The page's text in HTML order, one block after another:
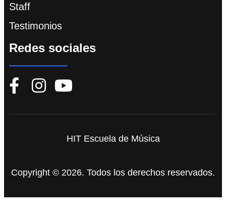
Staff
Testimonios
Redes sociales
HIT Escuela de Música
Copyright © 2026. Todos los derechos reservados.